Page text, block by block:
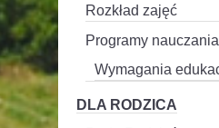
Rozkład zajęć
Programy
Wymagania
DLA RODZICA